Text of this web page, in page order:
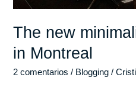
The new
in Montreal
2 comentarios / Blogging /